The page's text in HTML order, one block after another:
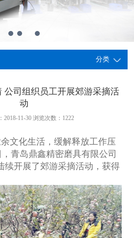
分类
公司组织员工开展郊游采摘活
动
2018-11-30 浏览次数： 1222
文化生活，缓解释放工作压
青岛鼎鑫精密磨具有限公司
续开展了郊游采摘活动，获得